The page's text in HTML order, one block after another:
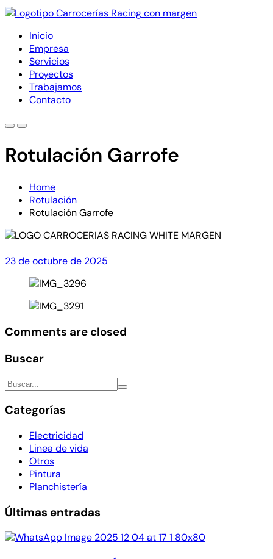
Inicio
Empresa
Servicios
Proyectos
Trabajamos
Contacto
Rotulación Garrofe
Home
Rotulación
Rotulación Garrofe
23 de octubre de 2025
Comments are closed
Buscar
Categorías
Electricidad
Linea de vida
Otros
Pintura
Planchistería
Últimas entradas